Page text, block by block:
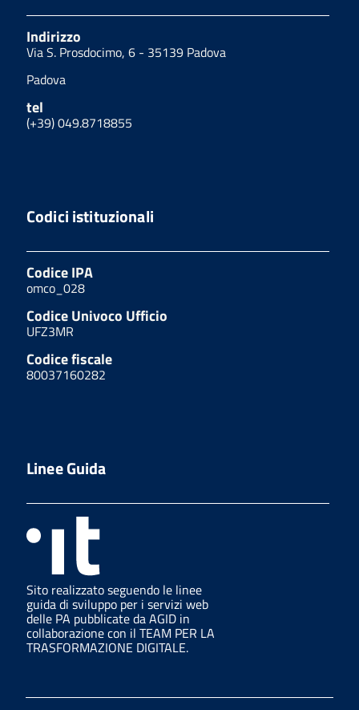
Indirizzo
Via S. Prosdocimo, 6 - 35139 Padova
Padova
tel
(+39) 049.8718855
Codici istituzionali
Codice IPA
omco_028
Codice Univoco Ufficio
UFZ3MR
Codice fiscale
80037160282
Linee Guida
Sito realizzato seguendo le linee
guida di sviluppo per i servizi web
delle PA pubblicate da AGID in
collaborazione con il TEAM PER LA
TRASFORMAZIONE DIGITALE.